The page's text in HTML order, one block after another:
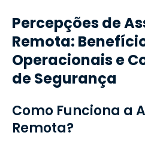
Percepções de
Remota:
Operacionais e
de Segurança
Como Funciona a
Remota?